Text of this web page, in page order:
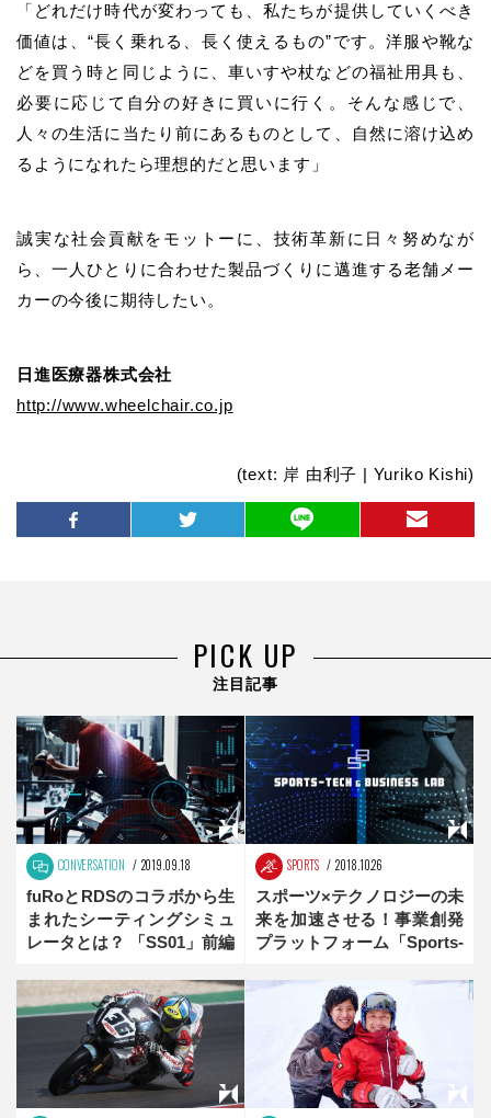
「どれだけ時代が変わっても、私たちが提供していくべき
価値は、“長く乗れる、長く使えるもの”です。洋服や靴な
どを買う時と同じように、車いすや杖などの福祉用具も、
必要に応じて自分の好きに買いに行く。そんな感じで、
人々の生活に当たり前にあるものとして、自然に溶け込め
るようになれたら理想的だと思います」
誠実な社会貢献をモットーに、技術革新に日々努めなが
ら、一人ひとりに合わせた製品づくりに邁進する老舗メー
カーの今後に期待したい。
日進医療器株式会社
http://www.wheelchair.co.jp
(text: 岸 由利子 | Yuriko Kishi)
PICK UP
注目記事
CONVERSATION 2019.09.18
fuRoとRDSのコラボから生
まれたシーティングシミュ
レータとは？ 「SS01」前編
SPORTS 2018.10.26
スポーツ×テクノロジーの未
来を加速させる！事業創発
プラットフォーム「Sports-
注目